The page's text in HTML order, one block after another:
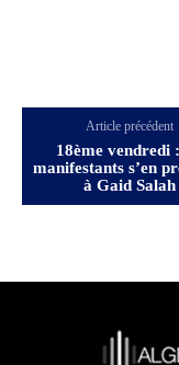
Article précédent
18ème vendredi
manifestants s’en
à Gaid Salah